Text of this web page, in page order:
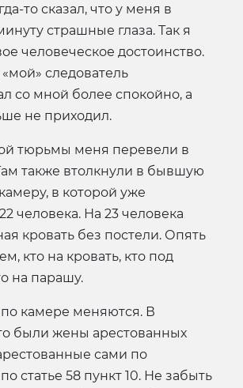
то сказал, что у меня в
страшные глаза. Так я
человеческое достоинство.
следователь
со мной более спокойно, а
не приходил.
тюрьмы меня перевели в
также втолкнули в бывшую
в которой уже
человека. На 23 человека
кровать без постели. Опять
кто на кровать, кто под
на парашу.
камере меняются. В
были жены арестованных
сами по
статье 58 пункт 10. Не забыть